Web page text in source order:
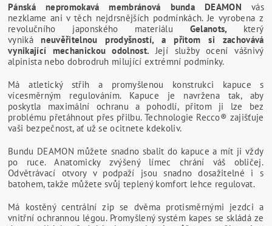
Pánská nepromokavá membránová bunda DEAMON vás
nezklame ani v těch nejdrsnějších podmínkách. Je vyrobena z
revolučního japonského materiálu Gelanots, který
vynikáneuvěřitelnou prodyšností, a přitom si zachovává
vynikající mechanickou odolnost. Její služby ocení vášnivý
alpinista nebo dobrodruh milující extrémní podmínky.
Má atletický střih a promyšlenou konstrukci kapuce s
vícesměrným regulováním. Kapuce je navržena tak, aby
poskytla maximální ochranu a pohodlí, přitom ji lze bez
problému přetáhnout přes přilbu. Technologie Recco® zajišťuje
vaši bezpečnost, ať už se ocitnete kdekoliv.
Bundu DEAMON můžete snadno sbalit do kapuce a mít ji vždy
po ruce. Anatomicky zvýšený límec chrání váš obličej.
Odvětrávací otvory v podpaží jsou snadno dosažitelné i s
batohem, takže můžete svůj teplený komfort lehce regulovat.
Má kostěný centrální zip se dvěma protisměrnými jezdci a
vnitřní ochrannou légou. Promyšlený systém kapes se skládá ze